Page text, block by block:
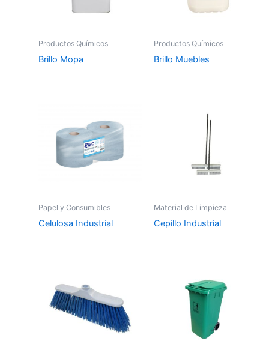
Productos Químicos
Brillo Mopa
Productos Químicos
Brillo Muebles
Papel y Consumibles
Celulosa Industrial
Material de Limpieza
Cepillo Industrial